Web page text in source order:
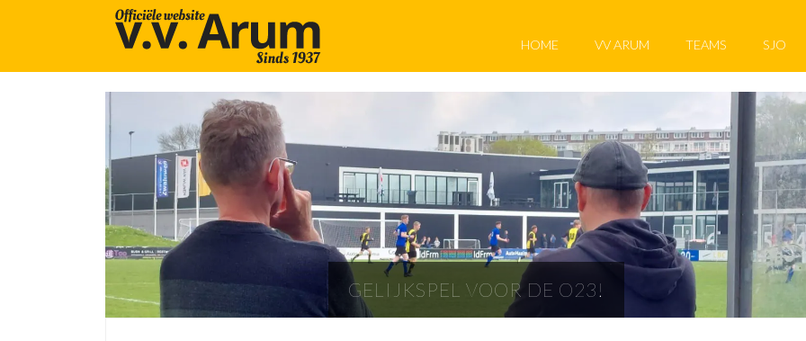
HOME VV ARUM TEAMS SJO
GELIJKSPEL VOOR DE O23!